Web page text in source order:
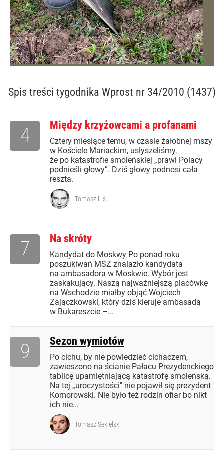
Spis treści tygodnika Wprost nr 34/2010 (1437)
Między krzyżowcami a profanami
Cztery miesiące temu, w czasie żałobnej mszy
w Kościele Mariackim, usłyszeliśmy,
że po katastrofie smoleńskiej „prawi Polacy
podnieśli głowy”. Dziś głowy podnosi cała
reszta.
4
Tomasz Lis
Na skróty
Kandydat do Moskwy Po ponad roku
poszukiwań MSZ znalazło kandydata
na ambasadora w Moskwie. Wybór jest
zaskakujący. Naszą najważniejszą placówkę
na Wschodzie miałby objąć Wojciech
Zajączkowski, który dziś kieruje ambasadą
w Bukareszcie –...
7
Sezon wymiotów
Po cichu, by nie powiedzieć cichaczem,
zawieszono na ścianie Pałacu Prezydenckiego
tablicę upamiętniającą katastrofę smoleńską.
Na tej „uroczystości" nie pojawił się prezydent
Komorowski. Nie było też rodzin ofiar bo nikt
ich nie...
9
Tomasz Sekielski